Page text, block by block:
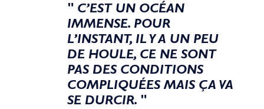
" C’EST UN OCÉAN
IMMENSE. POUR
L’INSTANT, IL Y A UN PEU
DE HOULE, CE NE SONT
PAS DES CONDITIONS
COMPLIQUÉES MAIS ÇA VA
SE DURCIR. "